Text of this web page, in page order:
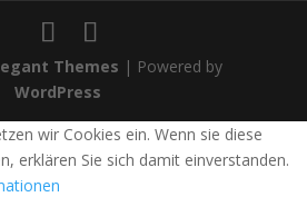
Themes | Powered by
WordPress
wir Cookies ein. Wenn sie diese
erklären Sie sich damit einverstanden.